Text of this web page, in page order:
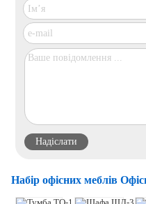
Набір офісних меблів